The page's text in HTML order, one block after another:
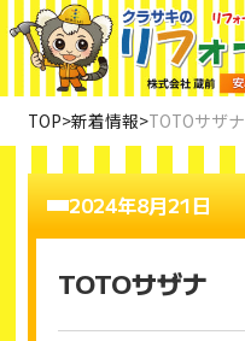
TOP>新着情報>TOTOサザナ
2024年8月21日
TOTOサザナ